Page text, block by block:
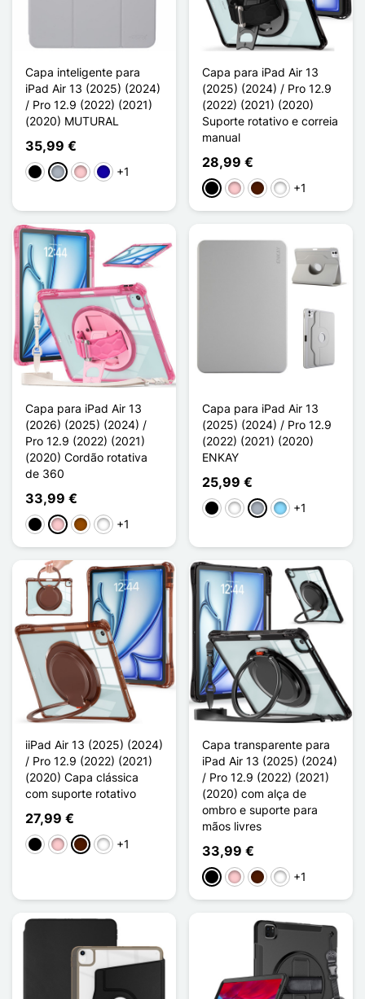
Capa inteligente para
iPad Air 13 (2025) (2024)
/ Pro 12.9 (2022) (2021)
(2020) MUTURAL
35,99 €
PretoCinzento
RosaAzul Escuro
+1
Capa para iPad Air 13
(2025) (2024) / Pro 12.9
(2022) (2021) (2020)
Suporte rotativo e correia
manual
28,99 €
PretoRosaCastanho escuro
Vert Clair
+1
Capa para iPad Air 13
(2026) (2025) (2024) /
Pro 12.9 (2022) (2021)
(2020) Cordão rotativa
de 360
33,99 €
PretoRosaCastanho
Vert Clair
+1
Capa para iPad Air 13
(2025) (2024) / Pro 12.9
(2022) (2021) (2020)
ENKAY
25,99 €
PretoBrancoCinzentoAzul Claro
+1
iiPad Air 13 (2025) (2024)
/ Pro 12.9 (2022) (2021)
(2020) Capa clássica
com suporte rotativo
27,99 €
PretoRosaCastanho escuro
Vert Clair
+1
Capa transparente para
iPad Air 13 (2025) (2024)
/ Pro 12.9 (2022) (2021)
(2020) com alça de
ombro e suporte para
mãos livres
33,99 €
PretoRosaCastanho escuro
Vert Clair
+1